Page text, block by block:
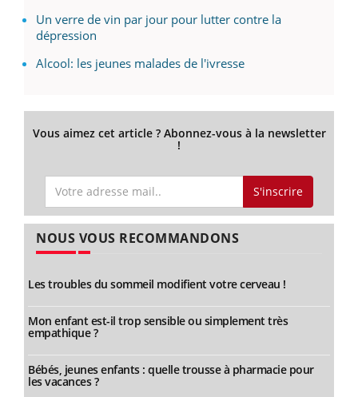
Un verre de vin par jour pour lutter contre la
dépression
Alcool: les jeunes malades de l'ivresse
Vous aimez cet article ? Abonnez-vous à la newsletter
!
S'inscrire
NOUS VOUS RECOMMANDONS
Les troubles du sommeil modifient votre cerveau !
Mon enfant est-il trop sensible ou simplement très
empathique ?
Bébés, jeunes enfants : quelle trousse à pharmacie pour
les vacances ?